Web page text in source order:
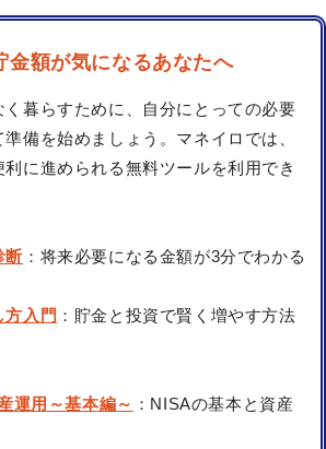
金額が気になるあなたへ
暮らすために、自分にとっての必要
備を始めましょう。マネイロでは、
に進められる無料ツールを利用でき
断 ：将来必要になる金額が3分でわかる
方入門 ：貯金と投資で賢く増やす方法
運用～基本編～ ：NISAの基本と資産